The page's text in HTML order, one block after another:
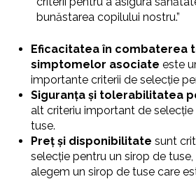
bunăstarea copilului nostru.”
Eficacitatea în combaterea
simptomelor asociate este
importante criterii de selecție
Siguranța și tolerabilitatea
alt criteriu important de
tuse.
Preț și disponibilitate sunt
selecție pentru un sirop de
alegem un sirop de tuse care